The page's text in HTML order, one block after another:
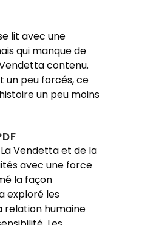
lit avec une
qui manque de
contenu.
un peu forcés, ce
un peu moins
Vendetta et de la
avec une force
la façon
exploré les
relation humaine